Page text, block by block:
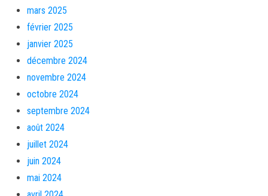
mars 2025
février 2025
janvier 2025
décembre 2024
novembre 2024
octobre 2024
septembre 2024
août 2024
juillet 2024
juin 2024
mai 2024